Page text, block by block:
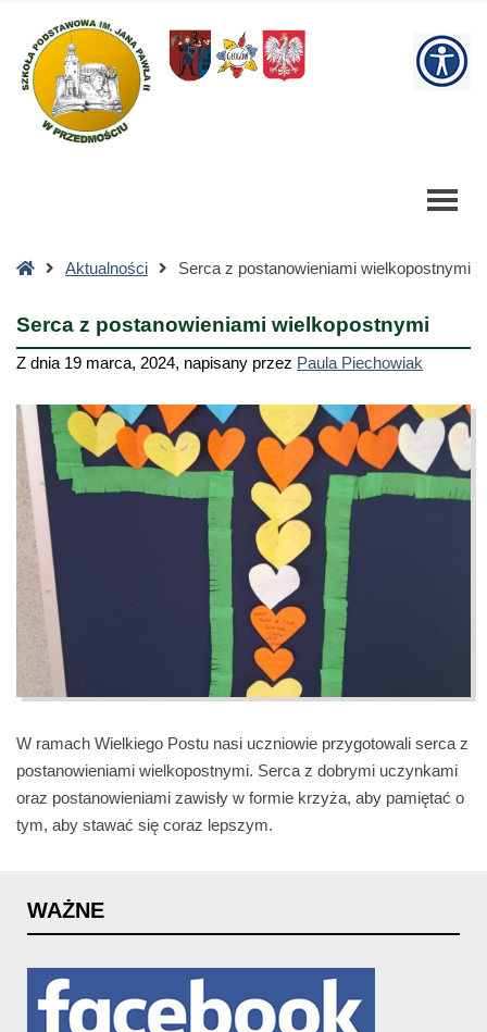
postanowieniami
wielkopostnymi
StronaAktualności Serca z postanowieniami wielkopostnymi
Serca z postanowieniami wielkopostnymi
Z dnia 19 marca, 2024, napisany przez Paula Piechowiak
W ramach Wielkiego Postu nasi uczniowie przygotowali serca z
postanowieniami wielkopostnymi. Serca z dobrymi uczynkami
oraz postanowieniami zawisły w formie krzyża, aby pamiętać o
tym, aby stawać się coraz lepszym.
WAŻNE